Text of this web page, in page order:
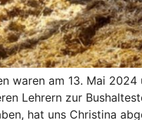
waren am 13. Mai
Lehrern zur
hat uns Christina